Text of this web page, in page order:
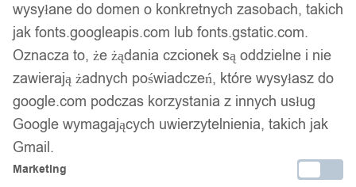
wysyłane do domen o konkretnych zasobach, takich
jak fonts.googleapis.com lub fonts.gstatic.com.
Oznacza to, że żądania czcionek są oddzielne i nie
zawierają żadnych poświadczeń, które wysyłasz do
google.com podczas korzystania z innych usług
Google wymagających uwierzytelnienia, takich jak
Gmail.
Marketing